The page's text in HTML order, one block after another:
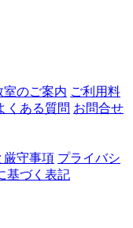
室のご案内 ご利用料
くある質問 お問合せ
厳守事項 プライバシ
基づく表記